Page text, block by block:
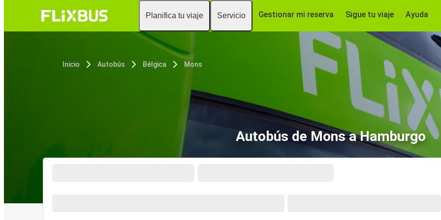
Planifica tu viaje Servicio Gestionar mi reserva Sigue tu viaje Ayuda
Inicio Autobús Bélgica Mons
Autobús de Mons a Hamburgo